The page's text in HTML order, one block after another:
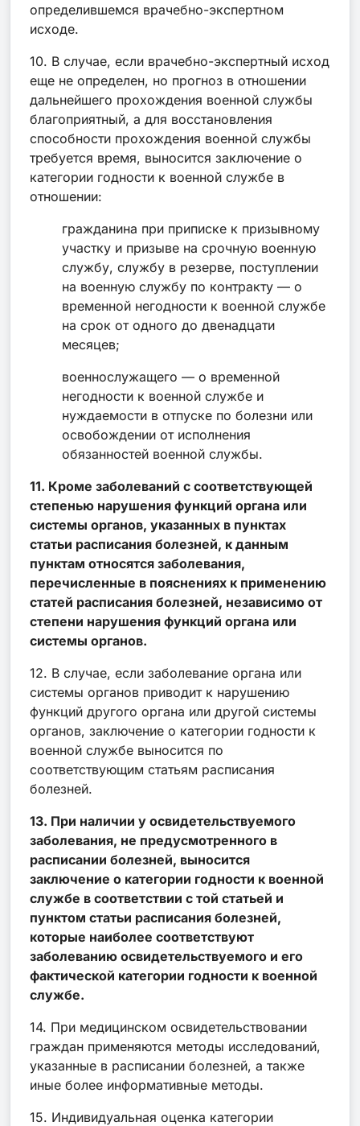
определившемся врачебно-экспертном
исходе.
10. В случае, если врачебно-экспертный исход
еще не определен, но прогноз в отношении
дальнейшего прохождения военной службы
благоприятный, а для восстановления
способности прохождения военной службы
требуется время, выносится заключение о
категории годности к военной службе в
отношении:
гражданина при приписке к призывному
участку и призыве на срочную военную
службу, службу в резерве, поступлении
на военную службу по контракту — о
временной негодности к военной службе
на срок от одного до двенадцати
месяцев;
военнослужащего — о временной
негодности к военной службе и
нуждаемости в отпуске по болезни или
освобождении от исполнения
обязанностей военной службы.
11. Кроме заболеваний с соответствующей
степенью нарушения функций органа или
системы органов, указанных в пунктах
статьи расписания болезней, к данным
пунктам относятся заболевания,
перечисленные в пояснениях к применению
статей расписания болезней, независимо от
степени нарушения функций органа или
системы органов.
12. В случае, если заболевание органа или
системы органов приводит к нарушению
функций другого органа или другой системы
органов, заключение о категории годности к
военной службе выносится по
соответствующим статьям расписания
болезней.
13. При наличии у освидетельствуемого
заболевания, не предусмотренного в
расписании болезней, выносится
заключение о категории годности к военной
службе в соответствии с той статьей и
пунктом статьи расписания болезней,
которые наиболее соответствуют
заболеванию освидетельствуемого и его
фактической категории годности к военной
службе.
14. При медицинском освидетельствовании
граждан применяются методы исследований,
указанные в расписании болезней, а также
иные более информативные методы.
15. Индивидуальная оценка категории